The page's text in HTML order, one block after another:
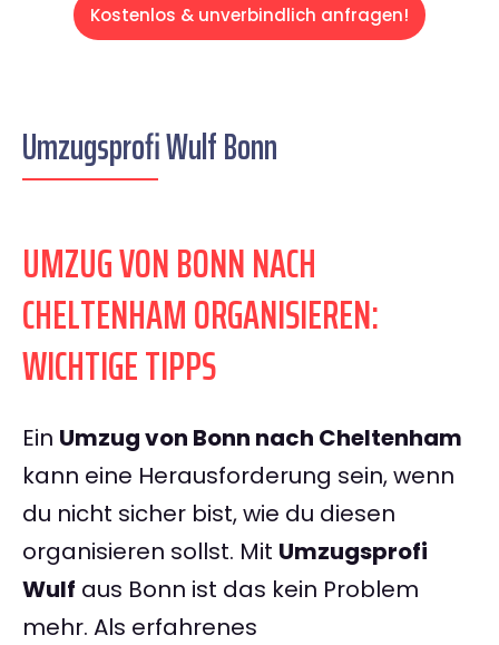
Kostenlos & unverbindlich anfragen!
Umzugsprofi Wulf Bonn
UMZUG VON BONN NACH
CHELTENHAM ORGANISIEREN:
WICHTIGE TIPPS
Ein Umzug von Bonn nach Cheltenham
kann eine Herausforderung sein, wenn
du nicht sicher bist, wie du diesen
organisieren sollst. Mit Umzugsprofi
Wulf aus Bonn ist das kein Problem
mehr. Als erfahrenes